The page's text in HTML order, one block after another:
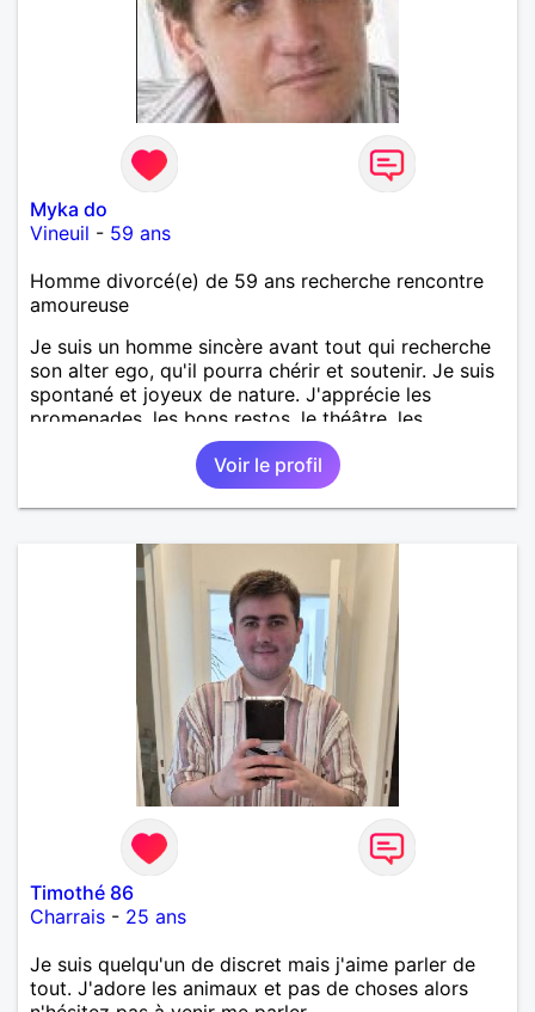
Myka do
Vineuil - 59 ans
Homme divorcé(e) de 59 ans recherche rencontre
amoureuse
Je suis un homme sincère avant tout qui recherche
son alter ego, qu'il pourra chérir et soutenir. Je suis
spontané et joyeux de nature. J'apprécie les
promenades, les bons restos, le théâtre, les
expositions etc. Commençons par dialoguer.
Voir le profil
Timothé 86
Charrais - 25 ans
Je suis quelqu'un de discret mais j'aime parler de
tout. J'adore les animaux et pas de choses alors